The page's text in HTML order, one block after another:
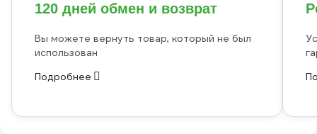
120 дней обмен и возврат
Вы можете вернуть товар, который не был
использован
Подробнее